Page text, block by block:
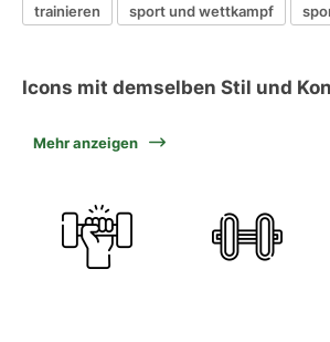
trainieren
sport und wettkampf
Icons mit demselben Stil und
Mehr anzeigen